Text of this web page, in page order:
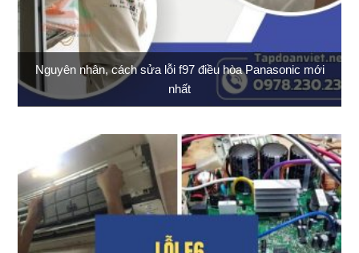
Nguyên nhân, cách sửa lỗi f97 điều hòa Panasonic mới
nhất